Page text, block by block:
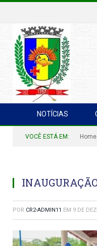
NOTÍCIAS
VOCÊ ESTÁ EM: Home
POR CR2-ADMIN11 EM 9 DE